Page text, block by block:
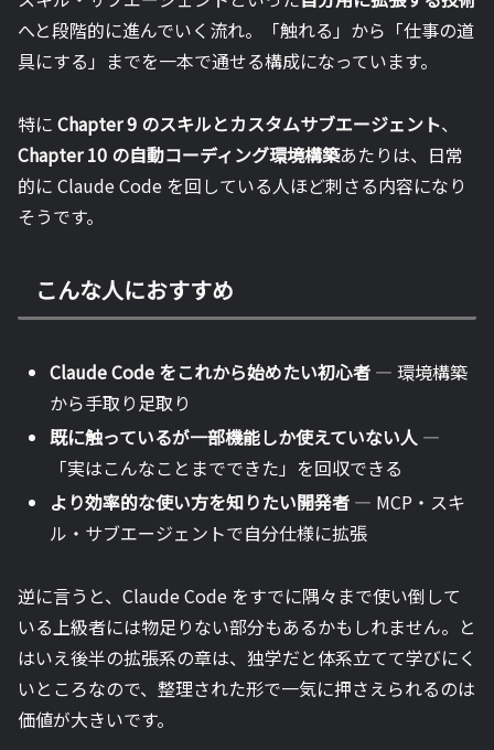
へと段階的に進んでいく流れ。「触れる」から「仕事の道
具にする」までを一本で通せる構成になっています。
特に Chapter 9 のスキルとカスタムサブエージェント、
Chapter 10 の自動コーディング環境構築あたりは、日常
的に Claude Code を回している人ほど刺さる内容になり
そうです。
こんな人におすすめ
Claude Code をこれから始めたい初心者 — 環境構築
から手取り足取り
既に触っているが一部機能しか使えていない人 —
「実はこんなことまでできた」を回収できる
より効率的な使い方を知りたい開発者 — MCP・スキ
ル・サブエージェントで自分仕様に拡張
逆に言うと、Claude Code をすでに隅々まで使い倒して
いる上級者には物足りない部分もあるかもしれません。と
はいえ後半の拡張系の章は、独学だと体系立てて学びにく
いところなので、整理された形で一気に押さえられるのは
価値が大きいです。